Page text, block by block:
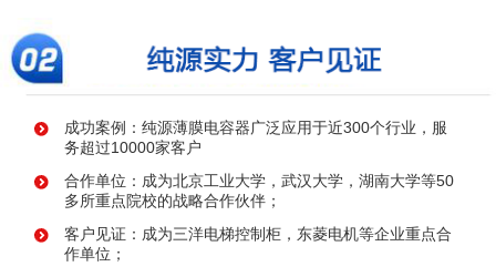
成功案例：纯源薄膜电容器广泛应用于近300个行业，服
务超过10000家客户
合作单位：成为北京工业大学，武汉大学，湖南大学等50
多所重点院校的战略合作伙伴；
客户见证：成为三洋电梯控制柜，东菱电机等企业重点合
作单位；